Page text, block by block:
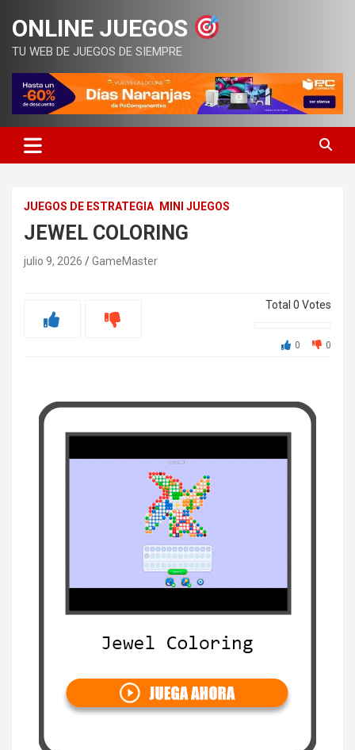
contenido
ONLINE JUEGOS
TU WEB DE JUEGOS DE SIEMPRE
JUEGOS DE ESTRATEGIA MINI JUEGOS
JEWEL COLORING
julio 9, 2026 GameMaster
Total 0 Votes
0
0